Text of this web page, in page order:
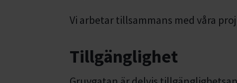
Vi arbetar tillsammans med våra
Tillgänglighet